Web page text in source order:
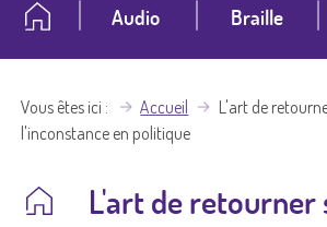
Audio Braille
Vous êtes ici Accueil
L'art de
l'inconstance en politique
L'art de retourner